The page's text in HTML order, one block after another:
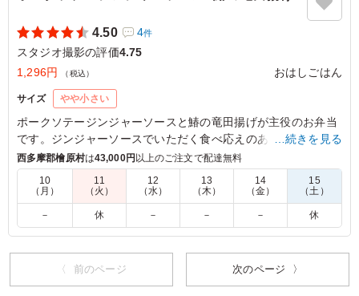
4.50 4件
スタジオ撮影の評価4.75
1,296円
（税込） おはしごはん
サイズ やや小さい
ポークソテージンジャーソースと鰆の竜田揚げが主役のお弁当
です。ジンジャーソースでいただく食べ応えのあるポークソテ
ーとご飯との相性抜群の濃い目の鰆の竜田揚げ。おばんざいの
紫キャベツのラペは甘酸っぱい味付けで箸休めにピッタリで
す。
○栄養成分
エネルギー636kcal たんぱく質22.5g 脂質18.1g 炭水化物
101.5g 食塩相当量2.0g
…続きを見る
西多摩郡檜原村は43,000円以上のご注文で配達無料
10
（月）
11
（火）
12
（水）
13
（木）
14
（金）
15
（土）
－ 休 － － － 休
〈 前のページ 次のページ 〉